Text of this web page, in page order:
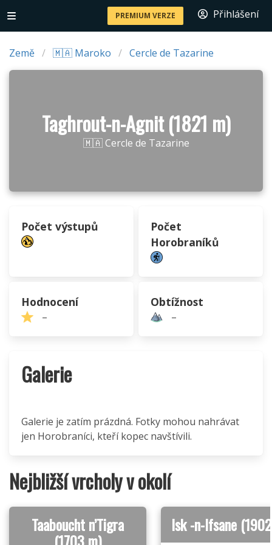
PREMIUM VERZE Přihlášení
Země 🇲🇦 Maroko Cercle de Tazarine
Taghrout-n-Agnit (1821 m)
🇲🇦 Cercle de Tazarine
Počet výstupů
Počet
Horobraníků
Hodnocení
–
Obtížnost
–
Galerie
Galerie je zatím prázdná. Fotky mohou nahrávat
jen Horobraníci, kteří kopec navštívili.
Nejbližší vrcholy v okolí
Taaboucht n’Tigra Isk -n-Ifsane